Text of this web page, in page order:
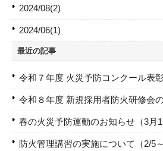
2024/08(2)
2024/06(1)
最近の記事
令和７年度 火災予防コンクール表
令和８年度 新規採用者防火研修会
春の火災予防運動のお知らせ（3月1
防火管理講習の実施について（2/5